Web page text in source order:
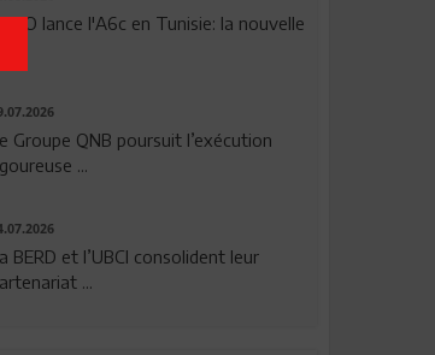
lance l'A6c en Tunisie: la nouvelle
Groupe QNB poursuit l’exécution
...
BERD et l’UBCI consolident leur
...